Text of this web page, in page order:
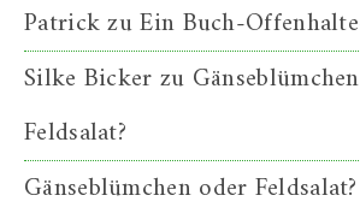
PatrickzuEin Buch-
Silke Bickerzu
Feldsalat?
Gänseblümchen oder